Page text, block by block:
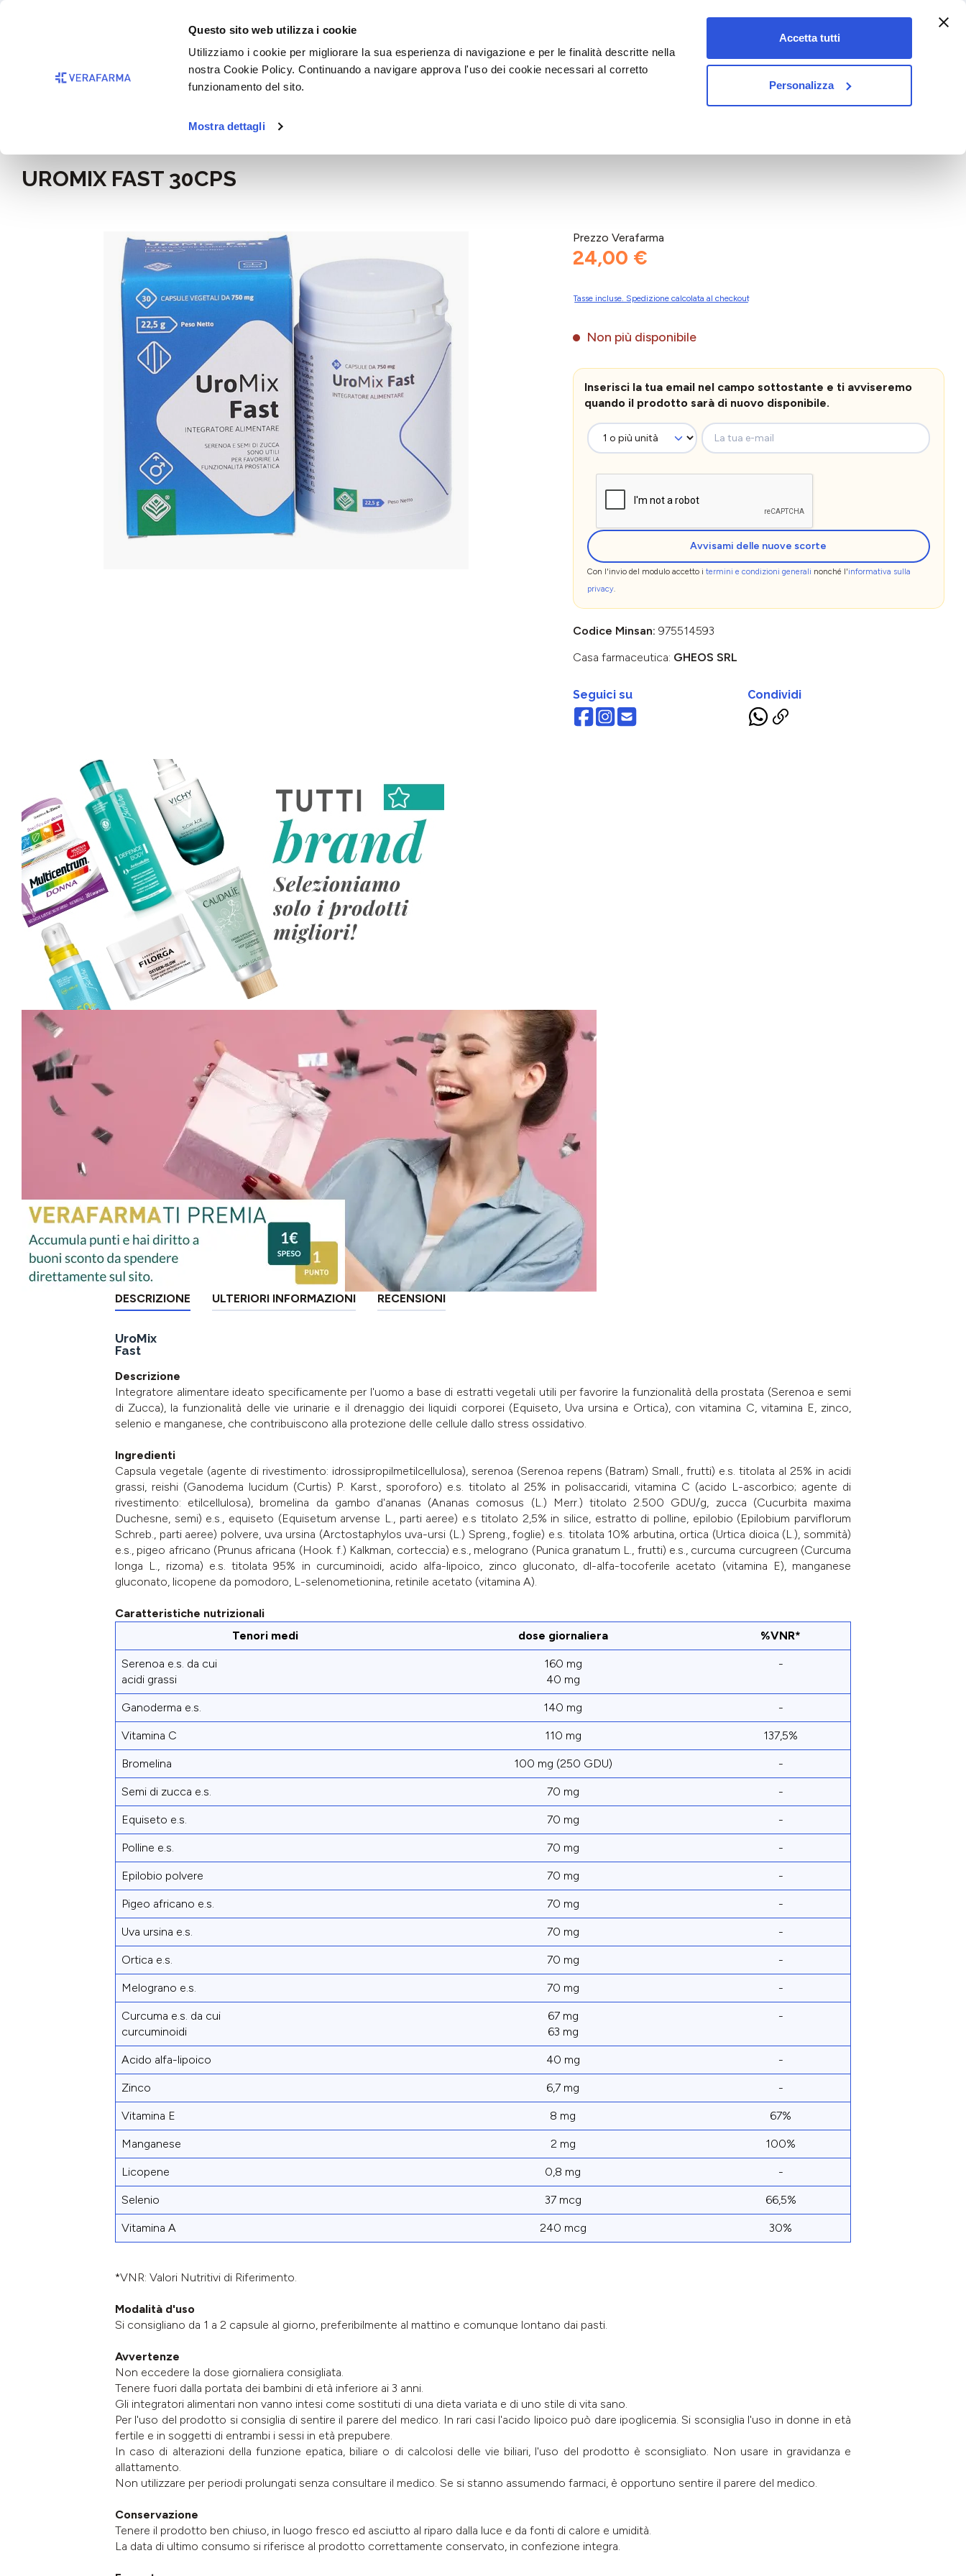
Questo sito web utilizza i cookie
Utilizziamo i cookie per migliorare la sua esperienza di navigazione e per le finalità descritte nella
nostra Cookie Policy. Continuando a navigare approva l'uso dei cookie necessari al corretto
funzionamento del sito.
Mostra dettagli
Accetta tutti
Personalizza
Passa alla navigazione principale
vet&pet
Alimentazione e integratori
UROMIX FAST 30CPS
Salta la galleria di immagini Prezzo Verafarma
24,00 €
Tasse incluse. Spedizione calcolata al checkout
Non più disponibile
Inserisci la tua email nel campo sottostante e ti avviseremo
quando il prodotto sarà di nuovo disponibile.
La tua e-mail
Avvisami delle nuove scorte
Con l'invio del modulo accetto i termini e condizioni generali nonché l'informativa sulla
privacy.
Codice Minsan: 975514593
Casa farmaceutica: GHEOS SRL
Seguici su Condividi
DESCRIZIONE ULTERIORI INFORMAZIONI RECENSIONI
UroMix
Fast
Descrizione
Integratore alimentare ideato specificamente per l'uomo a base di estratti vegetali utili per favorire la funzionalità della prostata (Serenoa e semi
di Zucca), la funzionalità delle vie urinarie e il drenaggio dei liquidi corporei (Equiseto, Uva ursina e Ortica), con vitamina C, vitamina E, zinco,
selenio e manganese, che contribuiscono alla protezione delle cellule dallo stress ossidativo.
Ingredienti
Capsula vegetale (agente di rivestimento: idrossipropilmetilcellulosa), serenoa (Serenoa repens (Batram) Small., frutti) e.s. titolata al 25% in acidi
grassi, reishi (Ganodema lucidum (Curtis) P. Karst., sporoforo) e.s. titolato al 25% in polisaccaridi, vitamina C (acido L-ascorbico; agente di
rivestimento: etilcellulosa), bromelina da gambo d'ananas (Ananas comosus (L.) Merr.) titolato 2.500 GDU/g, zucca (Cucurbita maxima
Duchesne, semi) e.s., equiseto (Equisetum arvense L., parti aeree) e.s titolato 2,5% in silice, estratto di polline, epilobio (Epilobium parviflorum
Schreb., parti aeree) polvere, uva ursina (Arctostaphylos uva-ursi (L.) Spreng., foglie) e.s. titolata 10% arbutina, ortica (Urtica dioica (L.), sommità)
e.s., pigeo africano (Prunus africana (Hook. f.) Kalkman, corteccia) e.s., melograno (Punica granatum L., frutti) e.s., curcuma curcugreen (Curcuma
longa L., rizoma) e.s. titolata 95% in curcuminoidi, acido alfa-lipoico, zinco gluconato, dl-alfa-tocoferile acetato (vitamina E), manganese
gluconato, licopene da pomodoro, L-selenometionina, retinile acetato (vitamina A).
Caratteristiche nutrizionali
Tenori medi
dose giornaliera %VNR*
Serenoa e.s. da cui
acidi grassi
160 mg
40 mg
-
Ganoderma e.s. 140 mg -
Vitamina C 110 mg 137,5%
Bromelina 100 mg (250 GDU) -
Semi di zucca e.s. 70 mg -
Equiseto e.s. 70 mg -
Polline e.s. 70 mg -
Epilobio polvere 70 mg -
Pigeo africano e.s. 70 mg -
Uva ursina e.s. 70 mg -
Ortica e.s. 70 mg -
Melograno e.s. 70 mg -
Curcuma e.s. da cui
curcuminoidi
67 mg
63 mg
-
Acido alfa-lipoico 40 mg -
Zinco 6,7 mg -
Vitamina E 8 mg 67%
Manganese 2 mg 100%
Licopene 0,8 mg -
Selenio 37 mcg 66,5%
Vitamina A 240 mcg 30%
*VNR: Valori Nutritivi di Riferimento.
Modalità d'uso
Si consigliano da 1 a 2 capsule al giorno, preferibilmente al mattino e comunque lontano dai pasti.
Avvertenze
Non eccedere la dose giornaliera consigliata.
Tenere fuori dalla portata dei bambini di età inferiore ai 3 anni.
Gli integratori alimentari non vanno intesi come sostituti di una dieta variata e di uno stile di vita sano.
Per l'uso del prodotto si consiglia di sentire il parere del medico. In rari casi l'acido lipoico può dare ipoglicemia. Si sconsiglia l'uso in donne in età
fertile e in soggetti di entrambi i sessi in età prepubere.
In caso di alterazioni della funzione epatica, biliare o di calcolosi delle vie biliari, l'uso del prodotto è sconsigliato. Non usare in gravidanza e
allattamento.
Non utilizzare per periodi prolungati senza consultare il medico. Se si stanno assumendo farmaci, è opportuno sentire il parere del medico.
Conservazione
Tenere il prodotto ben chiuso, in luogo fresco ed asciutto al riparo dalla luce e da fonti di calore e umidità.
La data di ultimo consumo si riferisce al prodotto correttamente conservato, in confezione integra.